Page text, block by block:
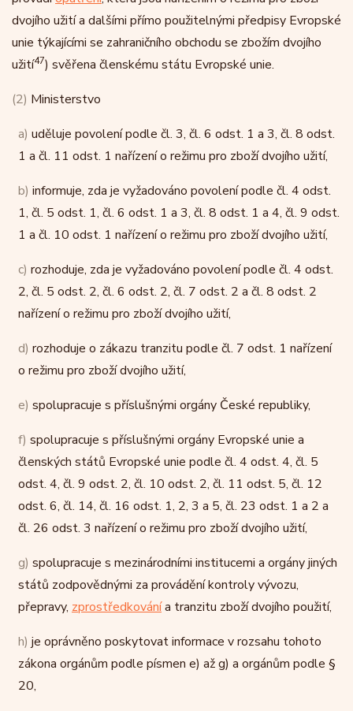
dvojího užití a dalšími přímo použitelnými předpisy Evropské
unie týkajícími se zahraničního obchodu se zbožím dvojího
užití47) svěřena členskému státu Evropské unie.
(2) Ministerstvo
a) uděluje povolení podle čl. 3, čl. 6 odst. 1 a 3, čl. 8 odst.
1 a čl. 11 odst. 1 nařízení o režimu pro zboží dvojího užití,
b) informuje, zda je vyžadováno povolení podle čl. 4 odst.
1, čl. 5 odst. 1, čl. 6 odst. 1 a 3, čl. 8 odst. 1 a 4, čl. 9 odst.
1 a čl. 10 odst. 1 nařízení o režimu pro zboží dvojího užití,
c) rozhoduje, zda je vyžadováno povolení podle čl. 4 odst.
2, čl. 5 odst. 2, čl. 6 odst. 2, čl. 7 odst. 2 a čl. 8 odst. 2
nařízení o režimu pro zboží dvojího užití,
d) rozhoduje o zákazu tranzitu podle čl. 7 odst. 1 nařízení
o režimu pro zboží dvojího užití,
e) spolupracuje s příslušnými orgány České republiky,
f) spolupracuje s příslušnými orgány Evropské unie a
členských států Evropské unie podle čl. 4 odst. 4, čl. 5
odst. 4, čl. 9 odst. 2, čl. 10 odst. 2, čl. 11 odst. 5, čl. 12
odst. 6, čl. 14, čl. 16 odst. 1, 2, 3 a 5, čl. 23 odst. 1 a 2 a
čl. 26 odst. 3 nařízení o režimu pro zboží dvojího užití,
g) spolupracuje s mezinárodními institucemi a orgány jiných
států zodpovědnými za provádění kontroly vývozu,
přepravy, zprostředkovánía tranzitu zboží dvojího použití,
h) je oprávněno poskytovat informace v rozsahu tohoto
zákona orgánům podle písmen e) až g) a orgánům podle §
20,